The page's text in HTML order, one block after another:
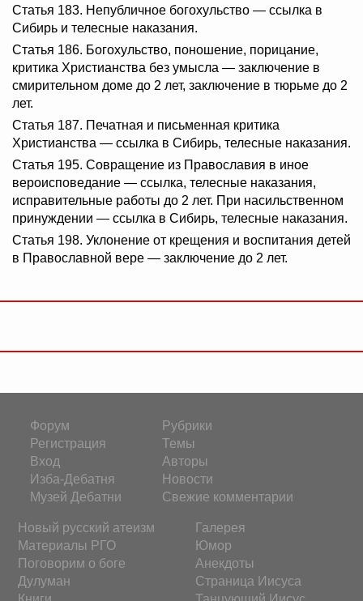
Статья 183. Непубличное богохульство — ссылка в
Сибирь и телесные наказания.
Статья 186. Богохульство, поношение, порицание,
критика Христианства без умысла — заключение в
смирительном доме до 2 лет, заключение в тюрьме до 2
лет.
Статья 187. Печатная и письменная критика
Христианства — ссылка в Сибирь, телесные наказания.
Статья 195. Совращение из Православия в иное
вероисповедание — ссылка, телесные наказания,
исправительные работы до 2 лет. При насильственном
принуждении — ссылка в Сибирь, телесные наказания.
Статья 198. Уклонение от крещения и воспитания детей
в Православной вере — заключение до 2 лет.
Форум
Регистрация
Вход
Изба-Дебатня
Музей Дебатни
Рубрики
Темы
Авторы
Новости
Свежие комментарии
Новый русский атеизм
Материалы РГО
Поговорим о боге
Дулуман
Галерея
Юмор
Анекдоты
Страница Иисуса